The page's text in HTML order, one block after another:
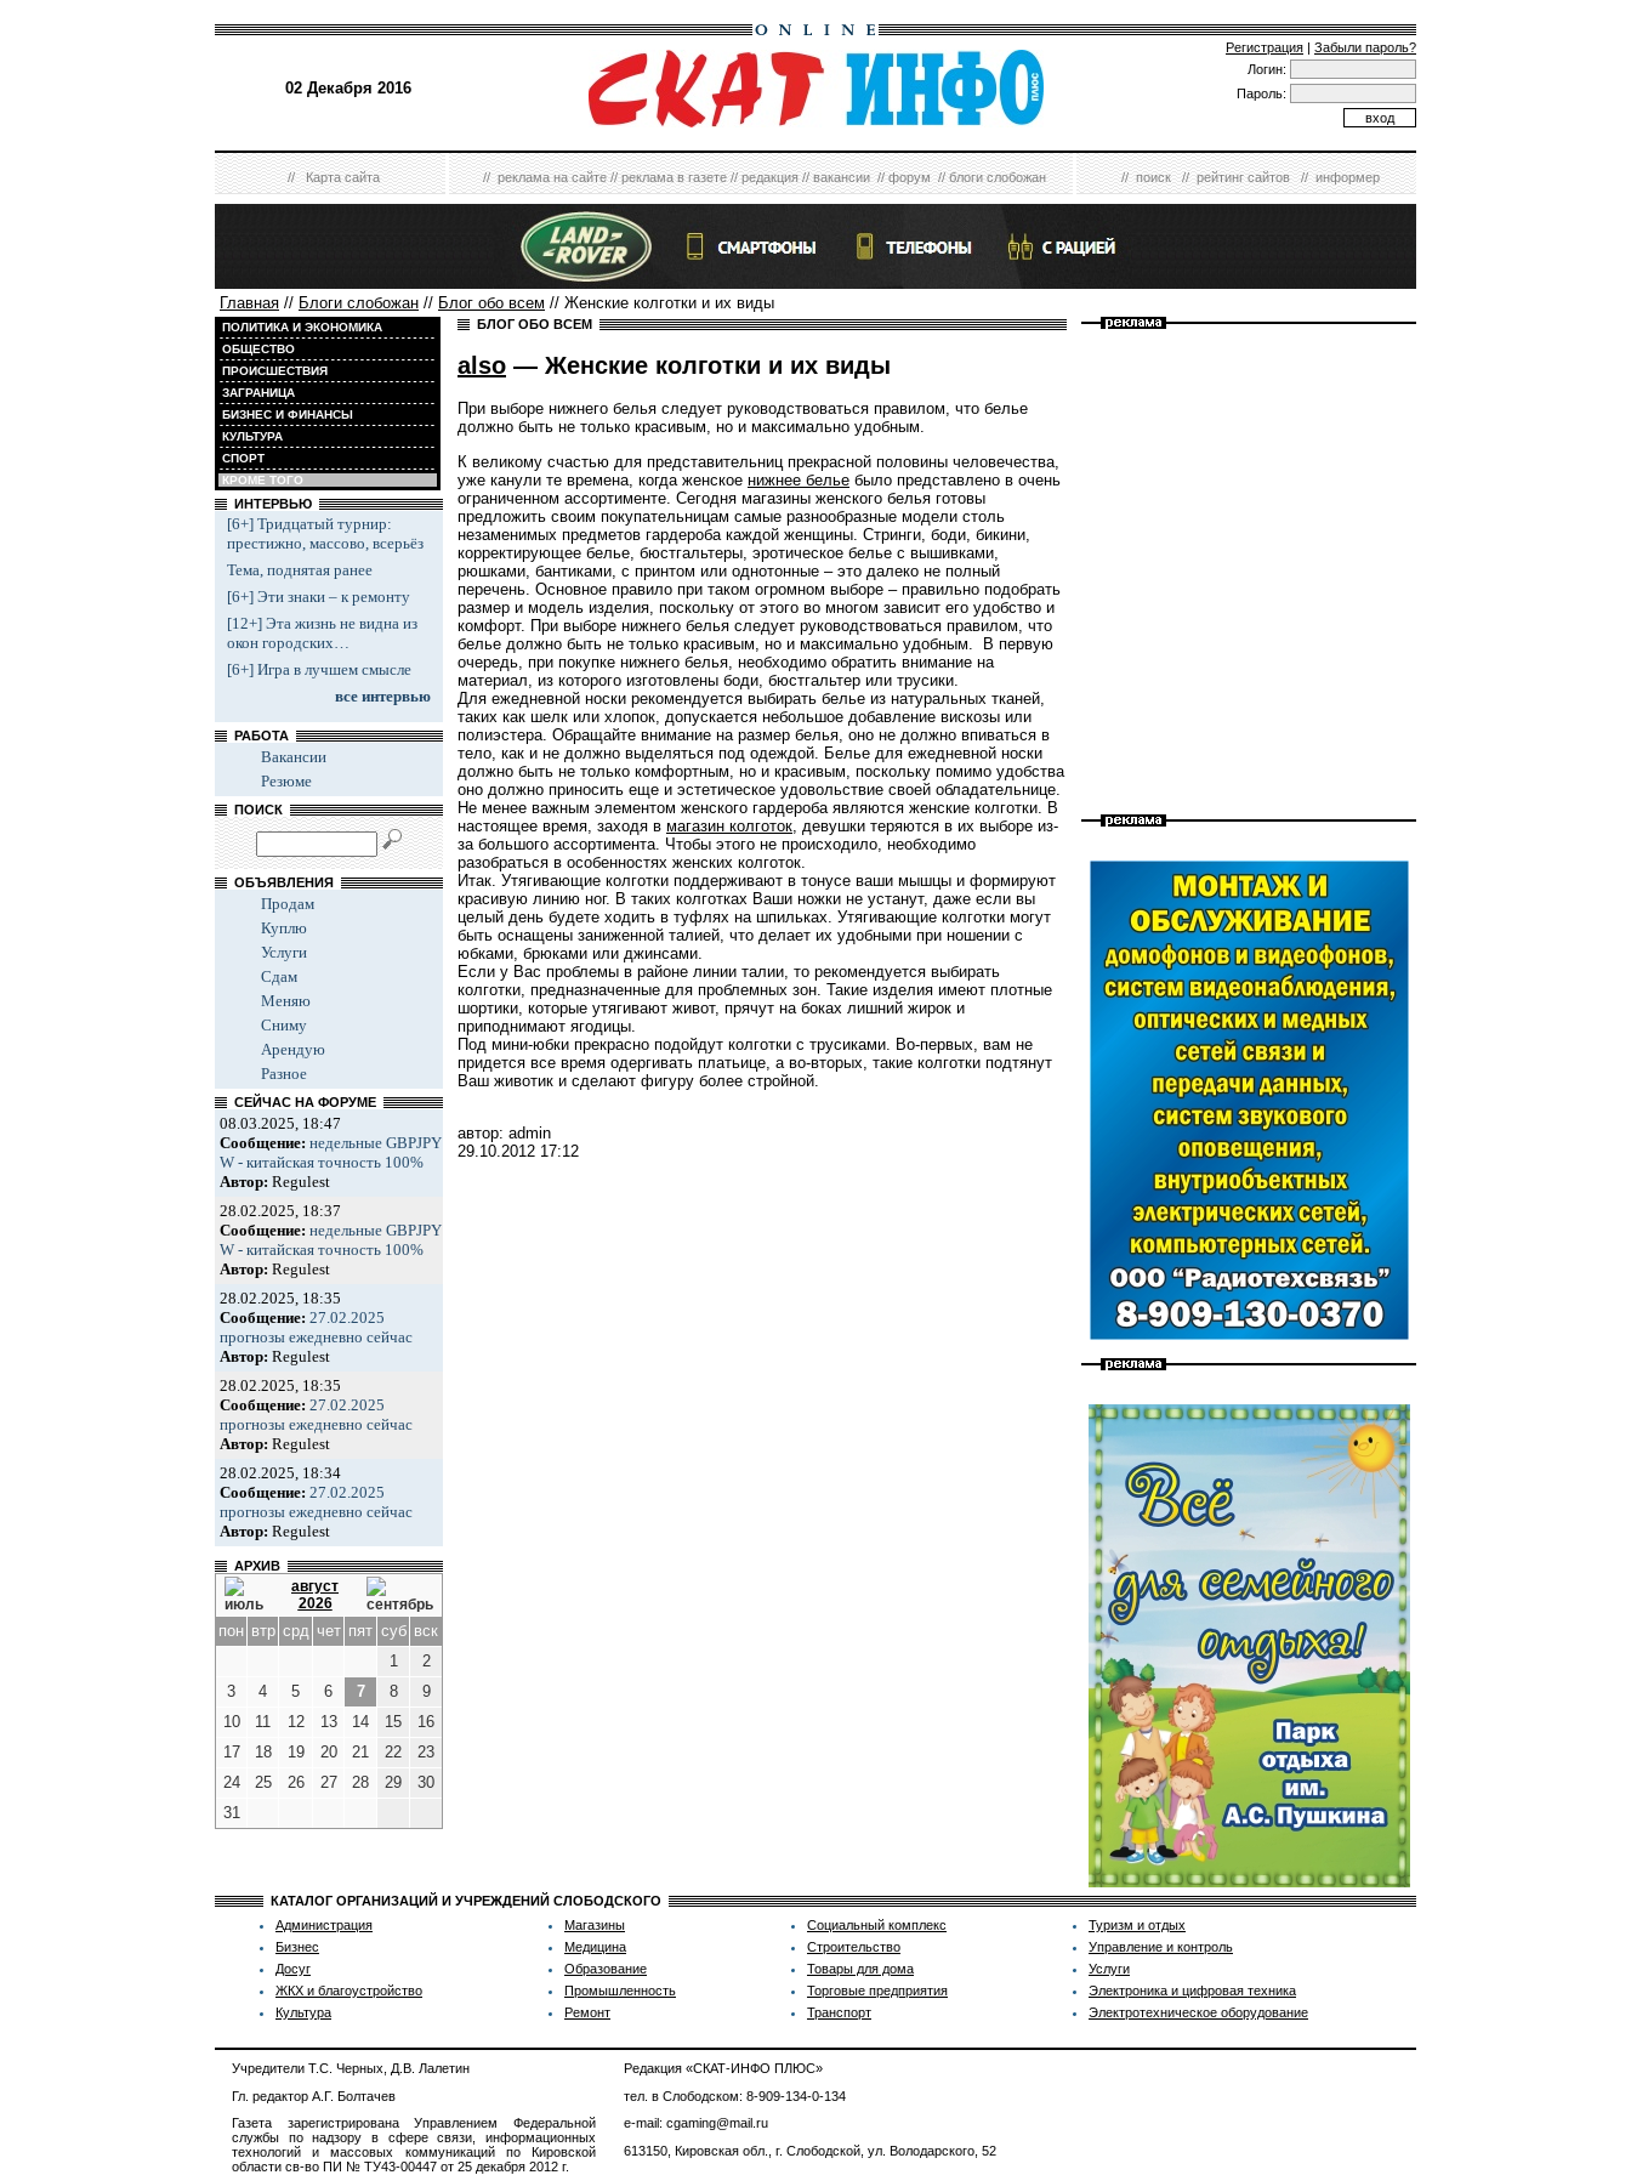
02 Декабря 2016
Регистрация | Забыли пароль?
Логин:
Пароль:
//Карта сайта //реклама на сайте//реклама в газете//редакция//вакансии//форум//блоги слобожан //поиск//рейтинг сайтов//информер
Главная // Блоги слобожан // Блог обо всем // Женские колготки и их виды
ПОЛИТИКА И ЭКОНОМИКА
ОБЩЕСТВО
ПРОИСШЕСТВИЯ
ЗАГРАНИЦА
БИЗНЕС И ФИНАНСЫ
КУЛЬТУРА
СПОРТ
КРОМЕ ТОГО
ИНТЕРВЬЮ
[6+] Тридцатый турнир:
престижно, массово, всерьёз
Тема, поднятая ранее
[6+] Эти знаки – к ремонту
[12+] Эта жизнь не видна из
окон городских…
[6+] Игра в лучшем смысле
все интервью
РАБОТА
Вакансии
Резюме
ПОИСК
ОБЪЯВЛЕНИЯ
Продам
Куплю
Услуги
Сдам
Меняю
Сниму
Арендую
Разное
СЕЙЧАС НА ФОРУМЕ
08.03.2025, 18:47
Сообщение: недельные GBPJPY
W - китайская точность 100%
Автор: Regulest
28.02.2025, 18:37
Сообщение: недельные GBPJPY
W - китайская точность 100%
Автор: Regulest
28.02.2025, 18:35
Сообщение: 27.02.2025
прогнозы ежедневно сейчас
Автор: Regulest
28.02.2025, 18:35
Сообщение: 27.02.2025
прогнозы ежедневно сейчас
Автор: Regulest
28.02.2025, 18:34
Сообщение: 27.02.2025
прогнозы ежедневно сейчас
Автор: Regulest
АРХИВ
август
2026
пон втр срд чет пят суб вск
1
2
3
4 5 6 7 8
9
10
11 12 13 14 15
16
17
18 19 20 21 22
23
24
25 26 27 28 29
30
31
БЛОГ ОБО ВСЕМ
also — Женские колготки и их виды
При выборе нижнего белья следует руководствоваться правилом, что белье
должно быть не только красивым, но и максимально удобным.
К великому счастью для представительниц прекрасной половины человечества,
уже канули те времена, когда женское нижнее белье было представлено в очень
ограниченном ассортименте. Сегодня магазины женского белья готовы
предложить своим покупательницам самые разнообразные модели столь
незаменимых предметов гардероба каждой женщины. Стринги, боди, бикини,
корректирующее белье, бюстгальтеры, эротическое белье с вышивками,
рюшками, бантиками, с принтом или однотонные – это далеко не полный
перечень. Основное правило при таком огромном выборе – правильно подобрать
размер и модель изделия, поскольку от этого во многом зависит его удобство и
комфорт. При выборе нижнего белья следует руководствоваться правилом, что
белье должно быть не только красивым, но и максимально удобным. В первую
очередь, при покупке нижнего белья, необходимо обратить внимание на
материал, из которого изготовлены боди, бюстгальтер или трусики.
Для ежедневной носки рекомендуется выбирать белье из натуральных тканей,
таких как шелк или хлопок, допускается небольшое добавление вискозы или
полиэстера. Обращайте внимание на размер белья, оно не должно впиваться в
тело, как и не должно выделяться под одеждой. Белье для ежедневной носки
должно быть не только комфортным, но и красивым, поскольку помимо удобства
оно должно приносить еще и эстетическое удовольствие своей обладательнице.
Не менее важным элементом женского гардероба являются женские колготки. В
настоящее время, заходя в магазин колготок , девушки теряются в их выборе из-
за большого ассортимента. Чтобы этого не происходило, необходимо
разобраться в особенностях женских колготок.
Итак. Утягивающие колготки поддерживают в тонусе ваши мышцы и формируют
красивую линию ног. В таких колготках Ваши ножки не устанут, даже если вы
целый день будете ходить в туфлях на шпильках. Утягивающие колготки могут
быть оснащены заниженной талией, что делает их удобными при ношении с
юбками, брюками или джинсами.
Если у Вас проблемы в районе линии талии, то рекомендуется выбирать
колготки, предназначенные для проблемных зон. Такие изделия имеют плотные
шортики, которые утягивают живот, прячут на боках лишний жирок и
приподнимают ягодицы.
Под мини-юбки прекрасно подойдут колготки с трусиками. Во-первых, вам не
придется все время одергивать платьице, а во-вторых, такие колготки подтянут
Ваш животик и сделают фигуру более стройной.
автор: admin
29.10.2012 17:12
КАТАЛОГ ОРГАНИЗАЦИЙ И УЧРЕЖДЕНИЙ СЛОБОДСКОГО
Администрация
Бизнес
Досуг
ЖКХ и благоустройство
Культура
Магазины
Медицина
Образование
Промышленность
Ремонт
Социальный комплекс
Строительство
Товары для дома
Торговые предприятия
Транспорт
Туризм и отдых
Управление и контроль
Услуги
Электроника и цифровая техника
Электротехническое оборудование
Учредители Т.С. Черных, Д.В. Лалетин
Гл. редактор А.Г. Болтачев
Газета зарегистрирована Управлением Федеральной
службы по надзору в сфере связи, информационных
технологий и массовых коммуникаций по Кировской
области св-во ПИ № ТУ43-00447 от 25 декабря 2012 г.
Редакция «СКАТ-ИНФО ПЛЮС»
тел. в Слободском: 8-909-134-0-134
e-mail: cgaming@mail.ru
613150, Кировская обл., г. Слободской, ул. Володарского, 52